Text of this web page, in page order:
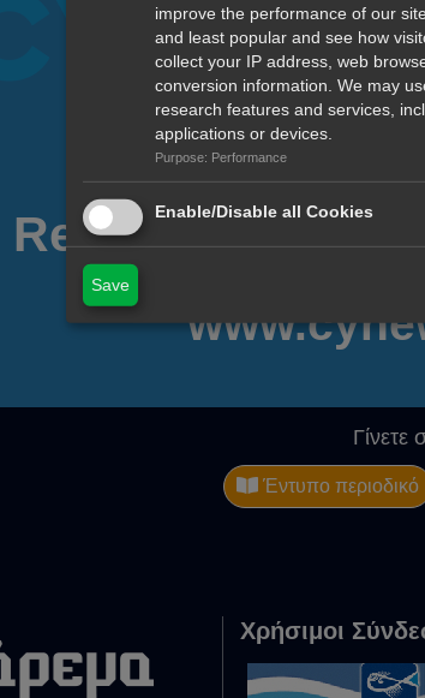
Read Your
Γίνετε
Έντυπο περιοδικό
Χρήσιμοι
improve the performance of our
and least popular and see how
collect your IP address, web
conversion information. We may
research features and services,
applications or devices.
Purpose: Performance
Enable/Disable all Cookies
Save